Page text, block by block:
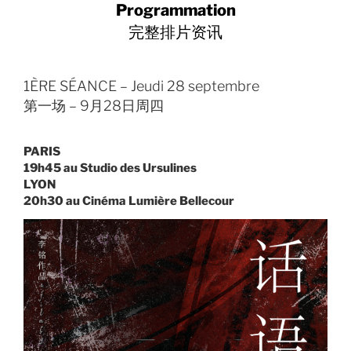
Programmation
完整排片资讯
1ÈRE SÉANCE – Jeudi 28 septembre
第一场 – 9月28日周四
PARIS
19h45 au Studio des Ursulines
LYON
20h30 au Cinéma Lumière Bellecour